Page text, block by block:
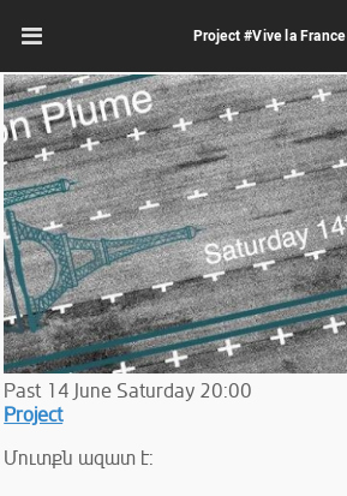
Project #Vive la France
Past 14 June Saturday 20:00
Project
Մուտքն ազատ է: